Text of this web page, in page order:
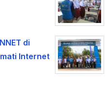
di
Internet